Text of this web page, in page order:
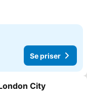
Se priser
City